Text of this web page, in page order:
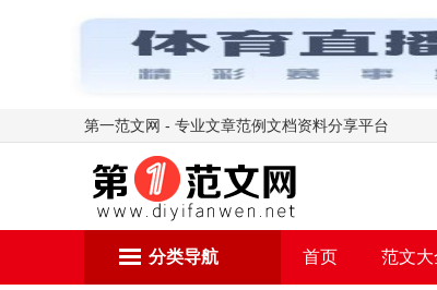
第一范文网 - 专业文章范例文档资料分享平台
分类导航 首页 范文大